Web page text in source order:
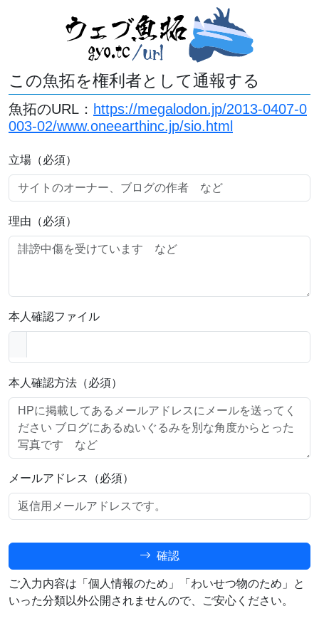
この魚拓を権利者として通報する
魚拓のURL： https://megalodon.jp/2013-0407-0
003-02/www.oneearthinc.jp/sio.html
立場（必須）
理由（必須）
本人確認ファイル
本人確認方法（必須）
メールアドレス（必須）
確認
ご入力内容は「個人情報のため」「わいせつ物のため」と
いった分類以外公開されませんので、ご安心ください。